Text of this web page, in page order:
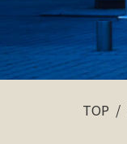
TOP